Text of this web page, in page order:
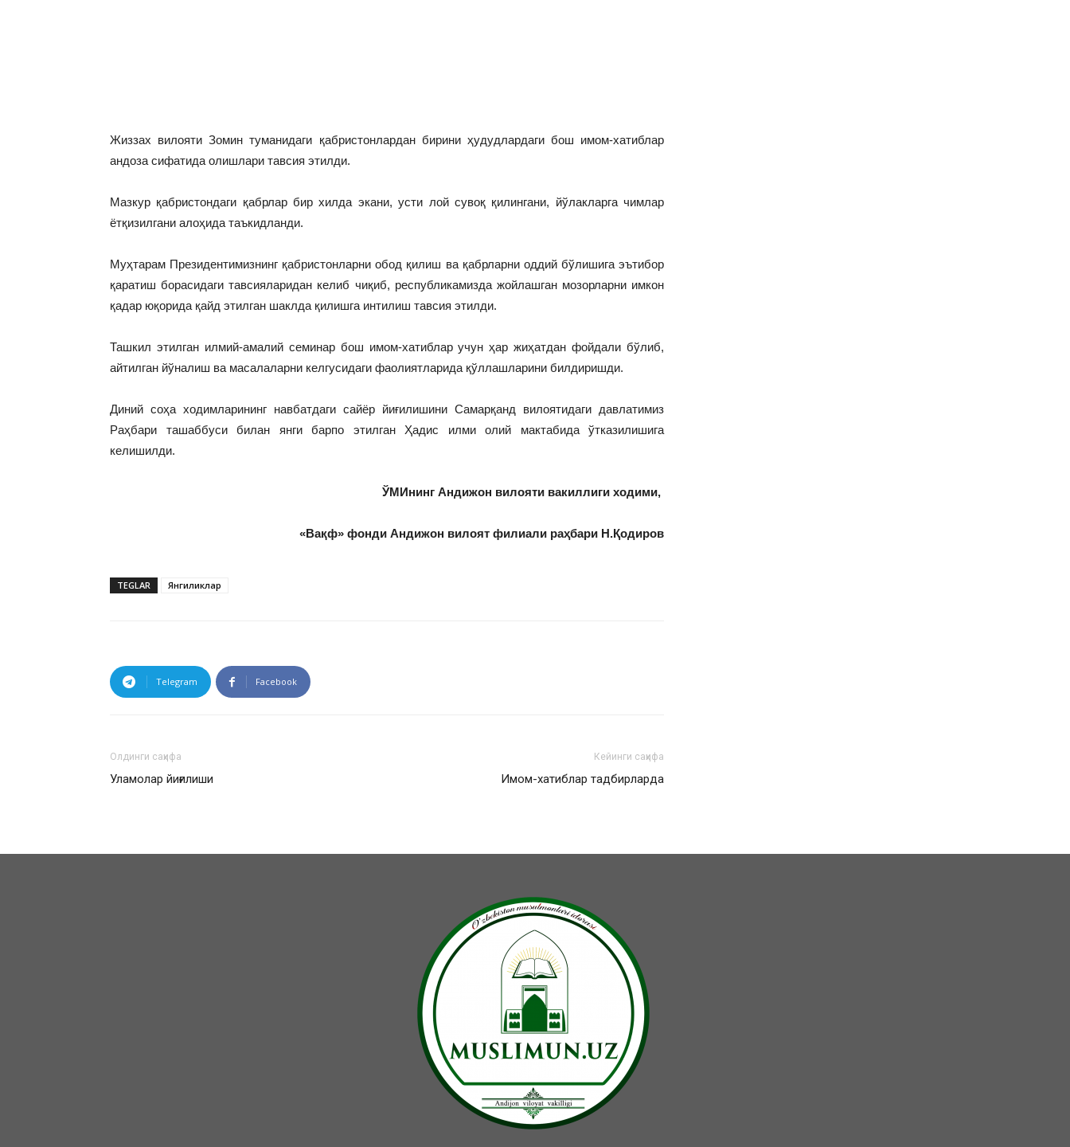
Жиззах вилояти Зомин туманидаги қабристонлардан бирини ҳудудлардаги бош имом-хатиблар
андоза сифатида олишлари тавсия этилди.
Мазкур қабристондаги қабрлар бир хилда экани, усти лой сувоқ қилингани, йўлакларга чимлар
ётқизилгани алоҳида таъкидланди.
Муҳтарам Президентимизнинг қабристонларни обод қилиш ва қабрларни оддий бўлишига эътибор
қаратиш борасидаги тавсияларидан келиб чиқиб, республикамизда жойлашган мозорларни имкон
қадар юқорида қайд этилган шаклда қилишга интилиш тавсия этилди.
Ташкил этилган илмий-амалий семинар бош имом-хатиблар учун ҳар жиҳатдан фойдали бўлиб,
айтилган йўналиш ва масалаларни келгусидаги фаолиятларида қўллашларини билдиришди.
Диний соҳа ходимларининг навбатдаги сайёр йиғилишини Самарқанд вилоятидаги давлатимиз
Раҳбари ташаббуси билан янги барпо этилган Ҳадис илми олий мактабида ўтказилишига
келишилди.
ЎМИнинг Андижон вилояти вакиллиги ходими,
«Вақф» фонди Андижон вилоят филиали раҳбари Н.Қодиров
TEGLAR Янгиликлар
Telegram Facebook
Олдинги саҳифа
Уламолар йиғилиши
Кейинги саҳифа
Имом-хатиблар тадбирларда